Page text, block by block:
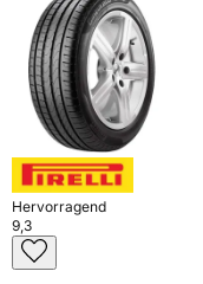
Hervorragend
9,3